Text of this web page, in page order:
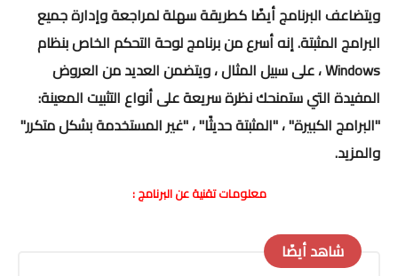
ويتضاعف البرنامج أيضًا كطريقة سهلة لمراجعة وإدارة جميع
البرامج المثبتة. إنه أسرع من برنامج لوحة التحكم الخاص بنظام
Windows ، على سبيل المثال ، ويتضمن العديد من العروض
المفيدة التي ستمنحك نظرة سريعة على أنواع التثبيت المعينة:
"البرامج الكبيرة" ، "المثبتة حديثًا" ، "غير المستخدمة بشكل متكرر"
والمزيد.
معلومات تقنية عن البرنامج :
شاهد أيضًا